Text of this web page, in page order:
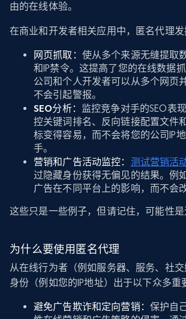
由的在线体验。
在商业和开发者相关应用中，匿名代理发
网页抓取： 使从多个来源无缝提取
和IP禁令。这提高了您的在线数据抓
公司和个人开发者可以从多个网页
不会引起警报。
SEO分析：
监控竞争对手的SEO表
控关键词排名、反向链接配置文件
标变得容易，而不会将您的公司IP
手。
营销和广告活动监控： 测试营销活
过隐藏身份获得无偏见的结果。例
广告在不同平台上的影响，而不会
这些只是一些例子，但请记住，可能性是
为什么要使用匿名代理
从在线行为者（例如服务器、服务、社
身份（例如您的IP地址）出于以下众多重
避免广告欺诈和定向营销： 保护自